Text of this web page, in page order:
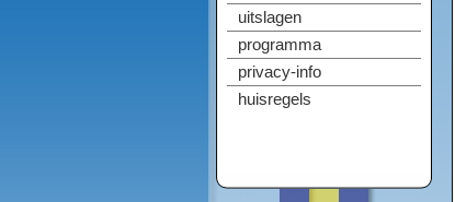
uitslagen
programma
privacy-info
huisregels